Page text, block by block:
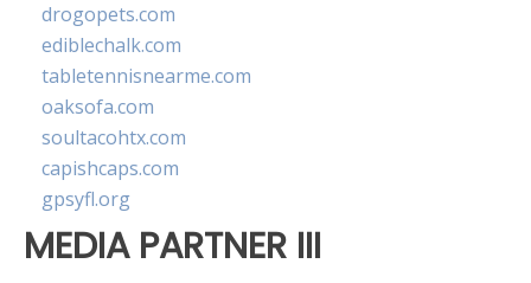
drogopets.com
ediblechalk.com
tabletennisnearme.com
oaksofa.com
soultacohtx.com
capishcaps.com
gpsyfl.org
MEDIA PARTNER III